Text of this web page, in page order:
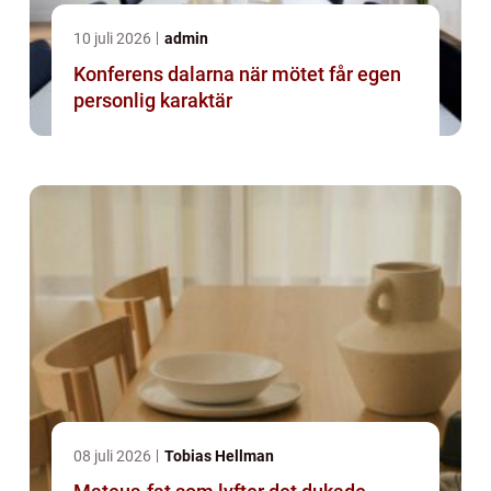
10 juli 2026 admin
Konferens dalarna när mötet får egen
personlig karaktär
08 juli 2026 Tobias Hellman